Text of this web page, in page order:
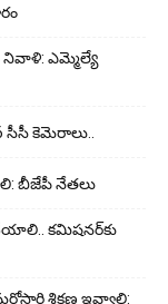
ఎమ్మెల్యే
సీసీ కెమెరాలు..
బీజేపీ నేతలు
చేయాలి.. కమిషనర్‌కు
శిక్షణ ఇవ్వాలి: